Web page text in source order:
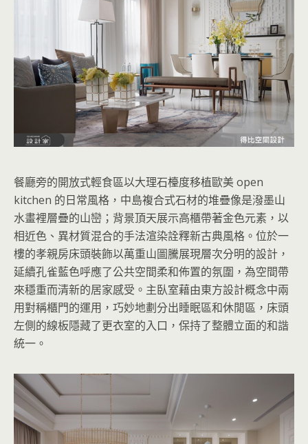
餐廳旁的開放式輕食區以大理石檯度移植歐美 open
kitchen 的日常風格，中島複合式石材的堆疊像是潑墨山
水畫裡層疊的山巒；背景頂天展示高櫃帶著金色元素，以
相近色、異材質混合的手法渲染詮釋新古典風格。位於一
樓的孝親房床頭裝飾以萬重山圖騰展現層次分明的設計，
延續孔雀藍色呼應了公共空間柔和佈置的氛圍，為空間帶
來穩重而清新的居家感受。主臥室藉由東方設計概念中兩
用對稱櫃門的運用，巧妙地劃分出睡眠區和休閒區，床頭
左側的線板隱藏了更衣室的入口，保持了整體立面的和諧
統一。